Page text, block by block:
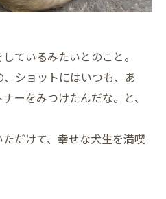
ているみたいとのこと。
ショットにはいつも、あ
ーをみつけたんだな。と、
だけて、幸せな犬生を満喫